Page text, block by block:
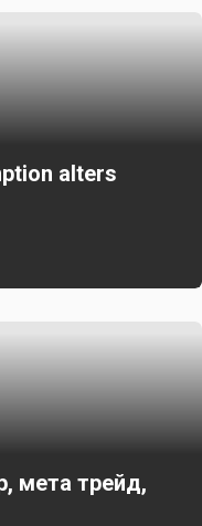
alters
мета трейд,